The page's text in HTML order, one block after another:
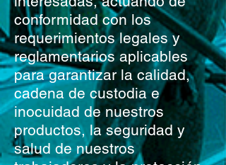
conformidad con los
requerimientos legales y
reglamentarios aplicables
para garantizar la calidad,
cadena de custodia e
inocuidad de nuestros
productos, la seguridad y
salud de nuestros